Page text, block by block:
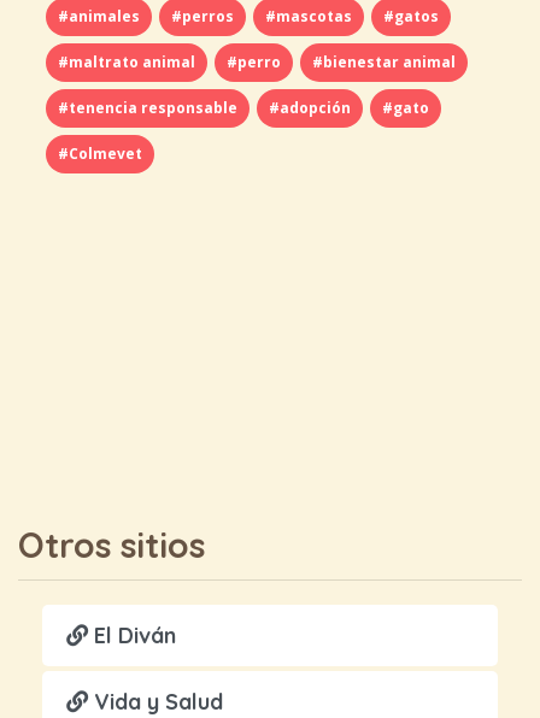
#animales #perros #mascotas #gatos
#maltrato animal #perro #bienestar animal
#tenencia responsable #adopción #gato
#Colmevet
Otros sitios
El Diván
Vida y Salud